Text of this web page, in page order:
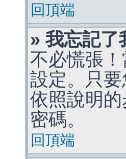
回頂端
» 我忘記了
不必慌張
設定。只
依照說明
密碼。
回頂端